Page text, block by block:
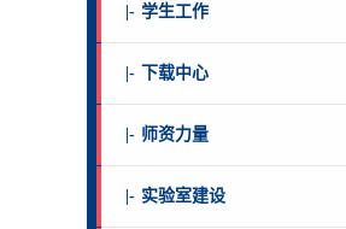
|- 学生工作
|- 下载中心
|- 师资力量
|- 实验室建设